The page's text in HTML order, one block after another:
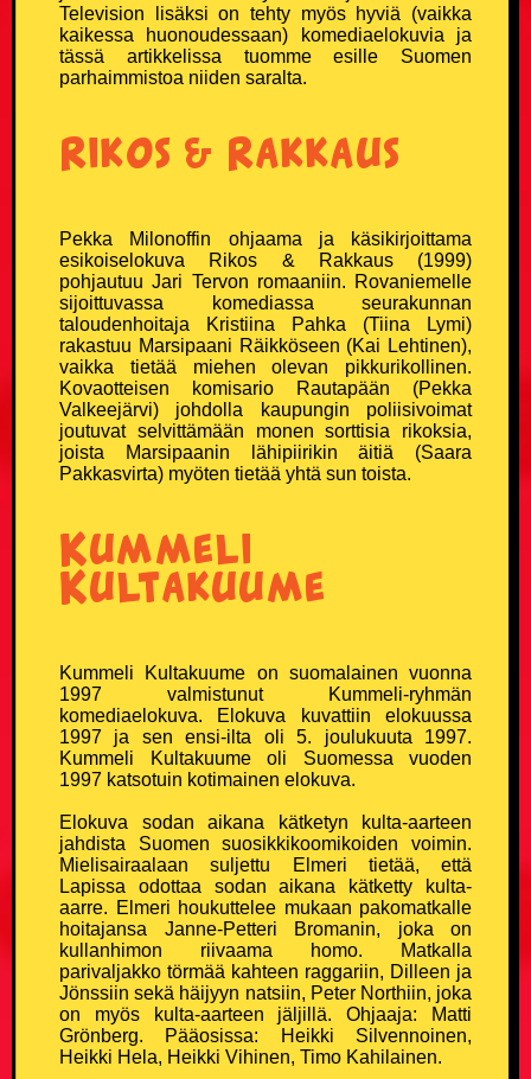
Kouluvitsit
Ladavitsit
Laihialaisvitsit
Maalaisvitsit
Mies vs Nainen -vitsit
Miesvitsit
Mitä eroa? -vitsit
Mitä yhteistä? -vitsit
Naisvitsit
Niilo22 vitsit
Parisuhdevitsit
Pieruvitsit
Pikku-Kalle vitsit
Poliisivitsit
Politiikkavitsit
Pottukoira vitsit
Puujalkavitsit
Ruotsalaisvitsit
Television lisäksi on tehty myös hyviä (vaikka
kaikessa huonoudessaan) komediaelokuvia ja
tässä artikkelissa tuomme esille Suomen
parhaimmistoa niiden saralta.
Rikos & Rakkaus
Pekka Milonoffin ohjaama ja käsikirjoittama
esikoiselokuva Rikos & Rakkaus (1999)
pohjautuu Jari Tervon romaaniin. Rovaniemelle
sijoittuvassa komediassa seurakunnan
taloudenhoitaja Kristiina Pahka (Tiina Lymi)
rakastuu Marsipaani Räikköseen (Kai Lehtinen),
vaikka tietää miehen olevan pikkurikollinen.
Kovaotteisen komisario Rautapään (Pekka
Valkeejärvi) johdolla kaupungin poliisivoimat
joutuvat selvittämään monen sorttisia rikoksia,
joista Marsipaanin lähipiirikin äitiä (Saara
Pakkasvirta) myöten tietää yhtä sun toista.
Kummeli
Kultakuume
Kummeli Kultakuume on suomalainen vuonna
1997 valmistunut Kummeli-ryhmän
komediaelokuva. Elokuva kuvattiin elokuussa
1997 ja sen ensi-ilta oli 5. joulukuuta 1997.
Kummeli Kultakuume oli Suomessa vuoden
1997 katsotuin kotimainen elokuva.
Elokuva sodan aikana kätketyn kulta-aarteen
jahdista Suomen suosikkikoomikoiden voimin.
Mielisairaalaan suljettu Elmeri tietää, että
Lapissa odottaa sodan aikana kätketty kulta-
aarre. Elmeri houkuttelee mukaan pakomatkalle
hoitajansa Janne-Petteri Bromanin, joka on
kullanhimon riivaama homo. Matkalla
parivaljakko törmää kahteen raggariin, Dilleen ja
Jönssiin sekä häijyyn natsiin, Peter Northiin, joka
on myös kulta-aarteen jäljillä. Ohjaaja: Matti
Grönberg. Pääosissa: Heikki Silvennoinen,
Heikki Hela, Heikki Vihinen, Timo Kahilainen.